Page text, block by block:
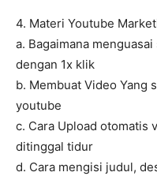
4. Materi Youtube
a. Bagaimana
dengan 1x klik
b. Membuat Video Yang
youtube
c. Cara Upload otomatis
ditinggal tidur
d. Cara mengisi judul,